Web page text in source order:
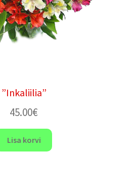
”Inkaliilia”
45.00€
Lisa korvi